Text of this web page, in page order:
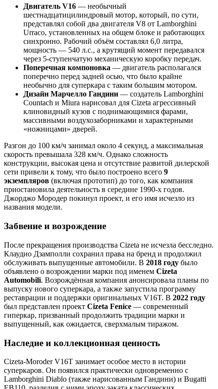
Двигатель V16 — необычный
шестнадцатицилиндровый мотор, который, по сути,
представлял собой два двигателя V8 от Lamborghini
Urraco, установленных на общем блоке и работающих
синхронно. Рабочий объём составлял 6,0 литра,
мощность — 540 л.с., а крутящий момент передавался
через 5-ступенчатую механическую коробку передач.
Поперечная компоновка — двигатель располагался
поперечно перед задней осью, что было крайне
необычно для суперкара с таким большим мотором.
Дизайн Марчелло Гандини — создатель Lamborghini
Countach и Miura нарисовал для Cizeta агрессивный
клиновидный кузов с поднимающимися фарами,
массивными воздухозаборниками и характерными
«ножницами» дверей.
Разгон до 100 км/ч занимал около 4 секунд, а максимальная
скорость превышала 328 км/ч. Однако сложность
конструкции, высокая цена и отсутствие развитой дилерской
сети привели к тому, что было построено всего 9
экземпляров (включая прототип) до того, как компания
приостановила деятельность в середине 1990-х годов.
Джорджо Мородер покинул проект, и его имя исчезло из
названия модели.
Забвение и возрождение
После прекращения производства Cizeta не исчезла бесследно.
Клаудио Дзамполли сохранил права на бренд и продолжил
обслуживать выпущенные автомобили. В 2018 году было
объявлено о возрождении марки под именем Cizeta
Automobili. Возрождённая компания анонсировала планы по
выпуску нового суперкара, а также запустила программу
реставрации и поддержки оригинальных V16T. В 2022 году
был представлен проект Cizeta Fenice — современный
гиперкар, призванный продолжить традиции марки и
выпущенный, как ожидается, сверхмалым тиражом.
Наследие и коллекционная ценность
Cizeta-Moroder V16T занимает особое место в истории
суперкаров. Он появился практически одновременно с
Lamborghini Diablo (также нарисованным Гандини) и Bugatti